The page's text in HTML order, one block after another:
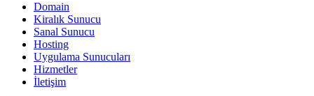
Domain
Kiralık Sunucu
Sanal Sunucu
Hosting
Uygulama Sunucuları
Hizmetler
İletişim